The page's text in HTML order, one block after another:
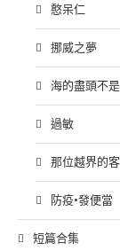
憨呆仁
挪威之夢
海的盡頭不
過敏
那位越界的
防疫•發便當
短篇合集